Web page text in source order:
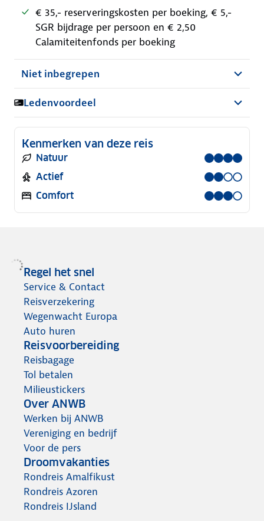
€ 35,- reserveringskosten per boeking, € 5,-
SGR bijdrage per persoon en € 2,50
Calamiteitenfonds per boeking
Niet inbegrepen
Ledenvoordeel
Kenmerken van deze reis
Natuur
Actief
Comfort
Regel het snel
Service & Contact
Reisverzekering
Wegenwacht Europa
Auto huren
Reisvoorbereiding
Reisbagage
Tol betalen
Milieustickers
Over ANWB
Werken bij ANWB
Vereniging en bedrijf
Voor de pers
Droomvakanties
Rondreis Amalfikust
Rondreis Azoren
Rondreis IJsland